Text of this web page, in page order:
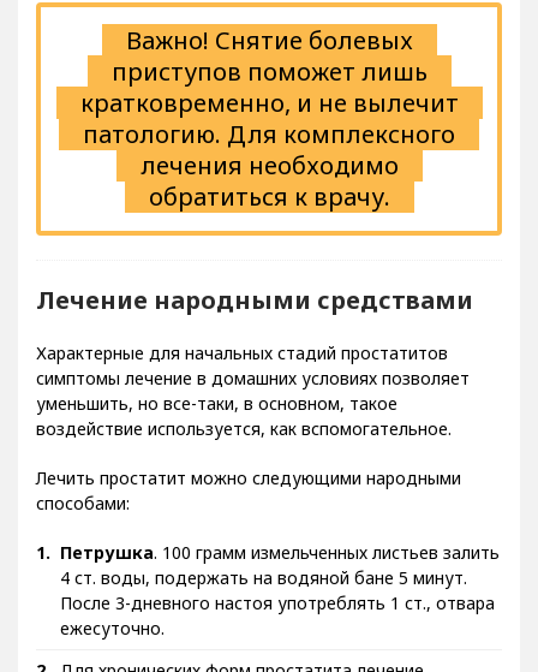
Важно! Снятие болевых
приступов поможет лишь
кратковременно, и не вылечит
патологию. Для комплексного
лечения необходимо
обратиться к врачу.
Лечение народными средствами
Характерные для начальных стадий простатитов
симптомы лечение в домашних условиях позволяет
уменьшить, но все-таки, в основном, такое
воздействие используется, как вспомогательное.
Лечить простатит можно следующими народными
способами:
Петрушка. 100 грамм измельченных листьев залить
4 ст. воды, подержать на водяной бане 5 минут.
После 3-дневного настоя употреблять 1 ст., отвара
ежесуточно.